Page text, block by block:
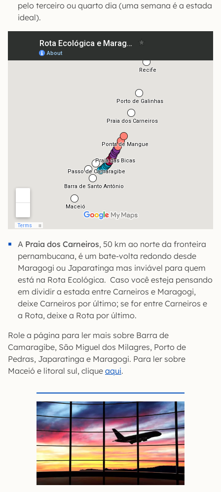
pelo terceiro ou quarto dia (uma semana é a estada
ideal).
A Praia dos Carneiros, 50 km ao norte da fronteira
pernambucana, é um bate-volta redondo desde
Maragogi ou Japaratinga mas inviável para quem
está na Rota Ecológica. Caso você esteja pensando
em dividir a estada entre Carneiros e Maragogi,
deixe Carneiros por último; se for entre Carneiros e
a Rota, deixe a Rota por último.
Role a página para ler mais sobre Barra de
Camaragibe, São Miguel dos Milagres, Porto de
Pedras, Japaratinga e Maragogi. Para ler sobre
Maceió e litoral sul, clique aqui.